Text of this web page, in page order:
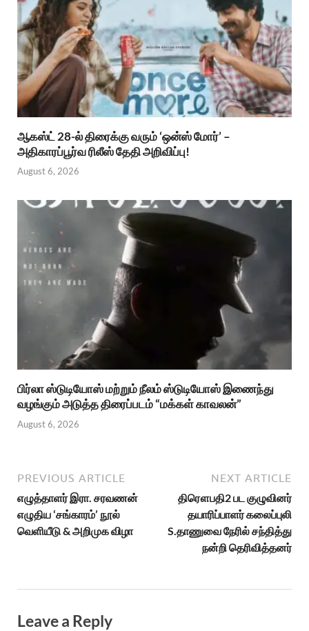
ஆகஸ்ட் 28-ல் திரைக்கு வரும் ‘ஒன்ஸ் மோர்’ –
அதிகாரப்பூர்வ ரிலீஸ் தேதி அறிவிப்பு!
August 6, 2026
பிர்லா ஸ்டுடியோஸ் மற்றும் நீலம் ஸ்டுடியோஸ் இணைந்து
வழங்கும் அடுத்த திரைப்படம் “மக்கள் காவலன்”
August 6, 2026
PREVIOUS ARTICLE
எழுத்தாளர் இரா. சரவணன்
எழுதிய ‘சங்காரம்’ நூல்
வெளியீடு & அறிமுக விழா
NEXT ARTICLE
திரௌபதி2 பட குழுவினர்
தயாரிப்பாளர் கலைப்புலி
S.தாணுவை நேரில் சந்தித்து
நன்றி தெரிவித்தனர்
Leave a Reply